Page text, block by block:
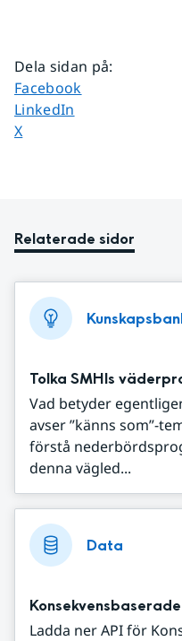
Dela sidan på:
Dela sidan på
Facebook
Dela sidan på
LinkedIn
Dela sidan på
X
Relaterade sidor
Tolka SMHIs
Vad betyder
avser ”känns som”-
förstå
denna vägled...
Data
Ladda ner API för